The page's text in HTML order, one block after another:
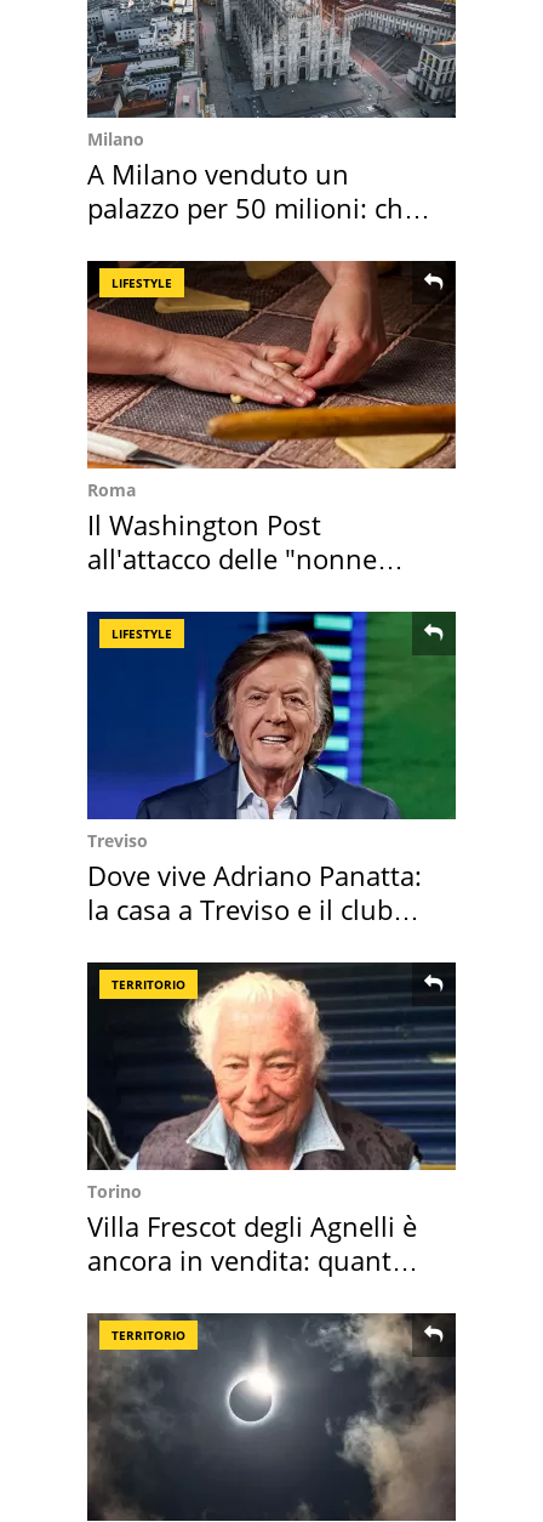
Milano
A Milano venduto un
palazzo per 50 milioni: chi
LIFESTYLE
Roma
Il Washington Post
all'attacco delle "nonne
LIFESTYLE
Treviso
Dove vive Adriano Panatta:
la casa a Treviso e il club
TERRITORIO
Torino
Villa Frescot degli Agnelli è
ancora in vendita: quanto
TERRITORIO